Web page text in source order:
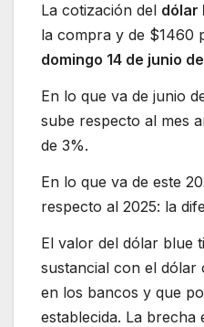
La cotización del dólar
la compra y de $1460
domingo 14 de junio
En lo que va de junio
sube respecto al mes
de 3%.
En lo que va de este
respecto al 2025: la
El valor del dólar blue
sustancial con el dólar
en los bancos y que
establecida. La